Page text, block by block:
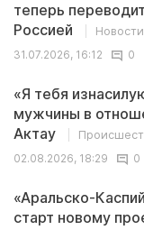
теперь
Россией
31.07.2026, 16:12
0
«Я тебя
мужчины в
Актау
02.08.2026, 18:29
0
«Аральско-
старт новому